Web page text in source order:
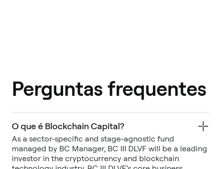
Perguntas frequentes
O que é Blockchain Capital?
As a sector-specific and stage-agnostic fund
managed by BC Manager, BC III DLVF will be a leading
investor in the cryptocurrency and blockchain